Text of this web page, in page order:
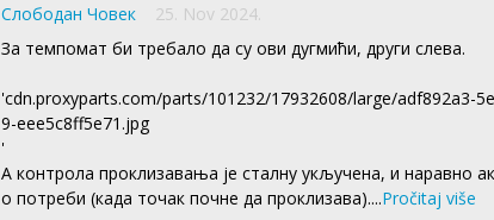
Слободан Човек
25. Nov 2024.
За темпомат би требало да су ови дугмићи, други слева.
'cdn.proxyparts.com/parts/101232/17932608/large/adf892a3-
9-eee5c8ff5e71.jpg
'
А контрола проклизавања је сталну укључена, и наравно
о потреби (када точак почне да проклизава)....Pročitaj više